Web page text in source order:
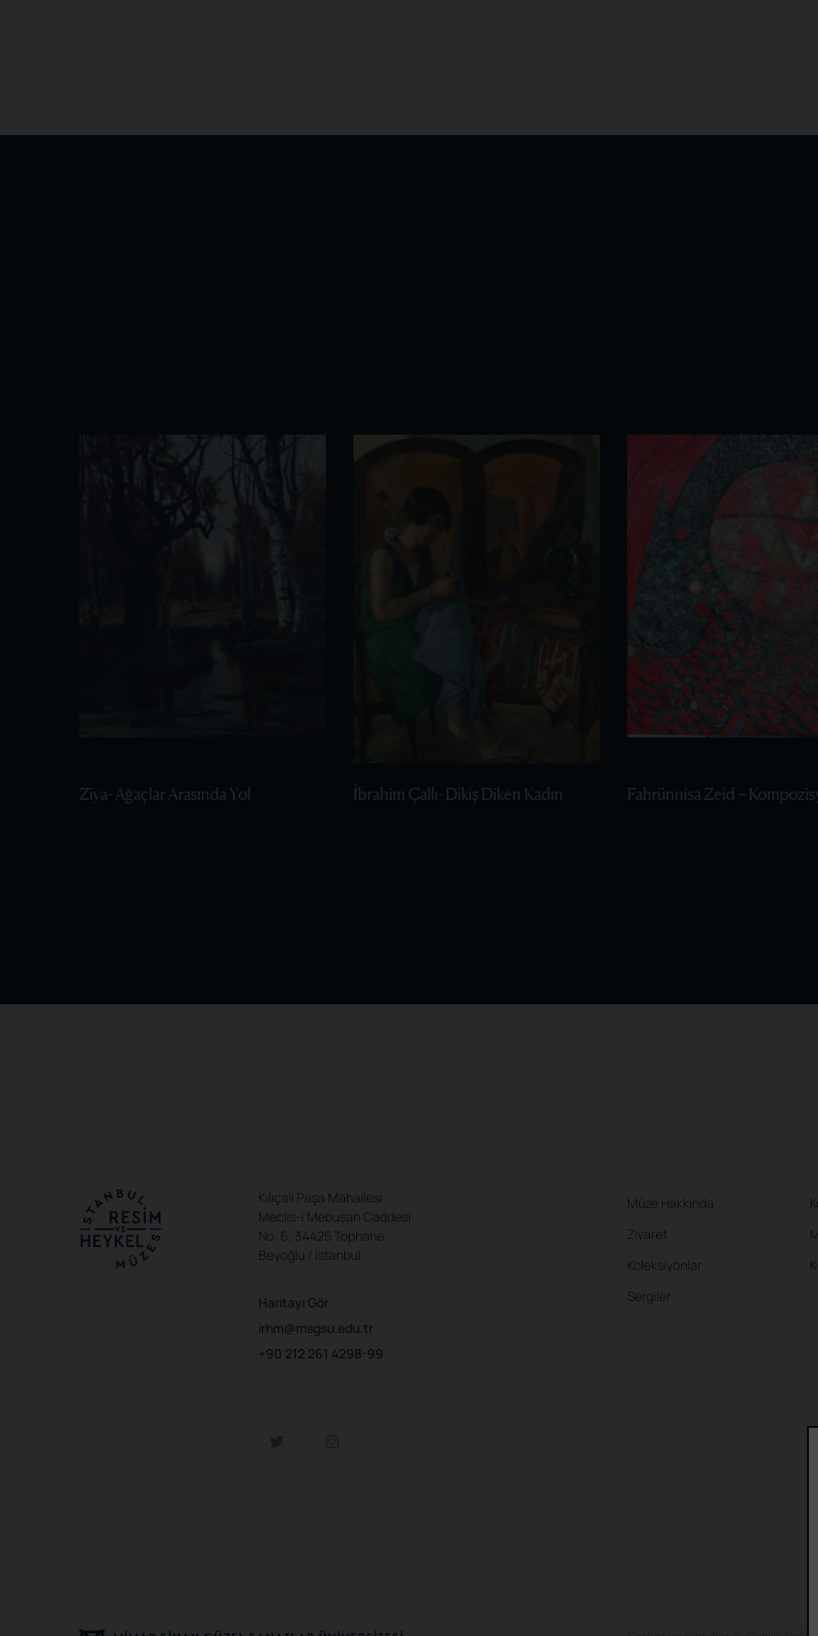
Ziya- Ağaçlar Arasında Yol İbrahim Çallı- Dikiş Diken Kadın Fahrünnisa Zeid –
Kılıçali Paşa Mahallesi
Meclis-i Mebusan Caddesi
No: 6, 34425 Tophane
Beyoğlu / İstanbul
Haritayı Gör
irhm@msgsu.edu.tr
+90 212 261 4298-99
Müze Hakkında
Ziyaret
Koleksiyonlar
Sergiler